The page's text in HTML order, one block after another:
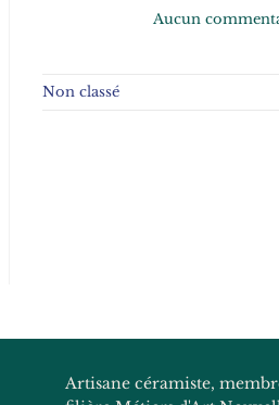
Aucun
Non classé
Artisane céramiste,